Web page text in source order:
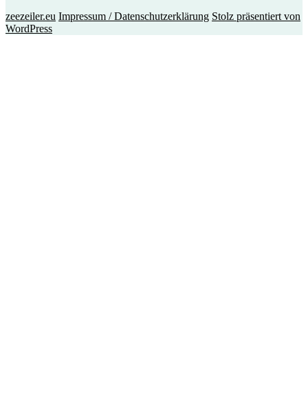
zeezeiler.eu Impressum / Datenschutzerklärung Stolz präsentiert von
WordPress